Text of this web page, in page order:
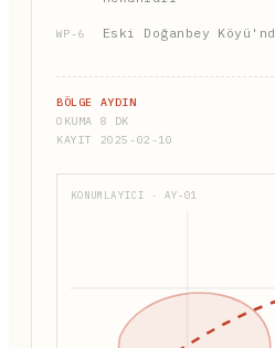
WP-6 Eski Doğanbey
BÖLGE AYDIN
OKUMA 8 DK
KAYIT 2025-02-10
KONUMLAYICI · AY-01